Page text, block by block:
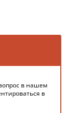
в нашем
в